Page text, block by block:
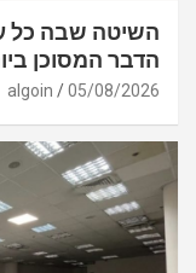
השיטה שבה כל
הדבר המסוכן
05/08/2026
algoin